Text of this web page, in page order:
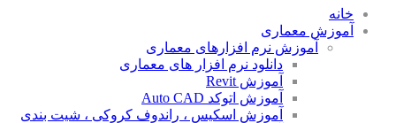
خانه
آموزش معماری
آموزش نرم افزارهای معماری
دانلود نرم افزار های معماری
آموزش Revit
آموزش اتوکد Auto CAD
آموزش اسکیس ، راندوف کروکی ، شیت بندی